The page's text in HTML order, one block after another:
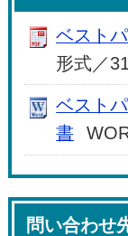
ベスト
形式／
ベスト
書
問い合わせ